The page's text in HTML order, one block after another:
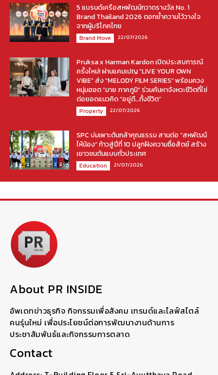
5 แบรนด์เครือสหพัฒน์กวาดรางวัล No. 1
Brand Thailand 2026 ตอกย้ำความไว้วางใจ
จากผู้บริโภคไทย
Brand Move 22/07/2026
Pruksa x Harman Kardon เปิดประสบการณ์
ครั้งใหม่! ผ่านแคมเปญ “LIVE YOUR OWN
VIBE” ส่ง “MELODY FILM SERIES” พร้อมควง
หนุ่มฮอต “มาย ภาคภูมิ” ร่วมค้นหาจังหวะชีวิตที่ใช่
ต่อยอดแนวคิด “อยู่ดี…ทั้งชีวิต”
Property 22/07/2026
SPC บ่มเพาะต้นกล้าคุณธรรม สานต่อ “สหพัฒน์
ให้น้อง” ก้าวสู่ปีที่ 10 ปลูกฝังความซื่อสัตย์ สร้าง
เยาวชนต้นแบบทั่วประเทศ
Education 21/07/2026
About PR INSIDE
อัพเดทข่าวธุรกิจ กิจกรรมเพื่อสังคม เทรนด์และไลฟ์สไตล์
คนรุ่นใหม่ เพื่อประโยชน์ต่อการพัฒนางานด้านการ
ประชาสัมพันธ์และกิจกรรมการตลาด
Contact